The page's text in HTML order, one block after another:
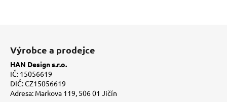
Výrobce a prodejce
HAN Design s.r.o.
IČ: 15056619
DIČ: CZ15056619
Adresa: Markova 119, 506 01 Jičín